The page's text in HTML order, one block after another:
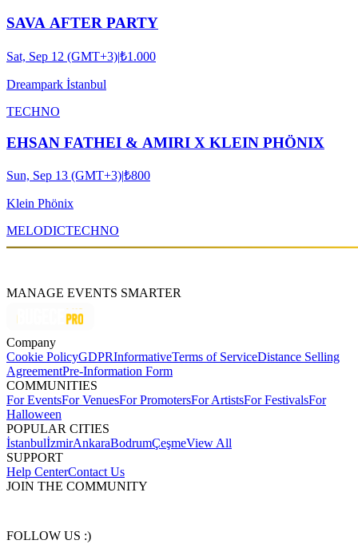
SAVA AFTER PARTY
Sat, Sep 12 (GMT+3)|₺1.000
Dreampark İstanbul
TECHNO
EHSAN FATHEI & AMIRI X KLEIN PHÖNIX
Sun, Sep 13 (GMT+3)|₺800
Klein Phönix
MELODICTECHNO
MANAGE EVENTS SMARTER
Company
Cookie PolicyGDPRInformativeTerms of ServiceDistance Selling
AgreementPre-Information Form
COMMUNITIES
For EventsFor VenuesFor PromotersFor ArtistsFor FestivalsFor
Halloween
POPULAR CITIES
İstanbulİzmirAnkaraBodrumÇeşmeView All
SUPPORT
Help CenterContact Us
JOIN THE COMMUNITY
FOLLOW US :)